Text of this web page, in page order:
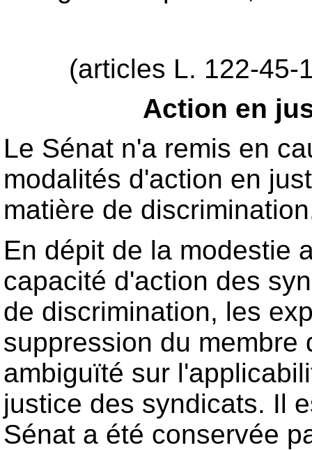
(articles L. 122-45-
Action en
Le Sénat n'a remis en
modalités d'action en
matière de
En dépit de la modestie
capacité d'action des
de discrimination, les
suppression du
ambiguïté sur
justice des syndicats. Il
Sénat a été conservée